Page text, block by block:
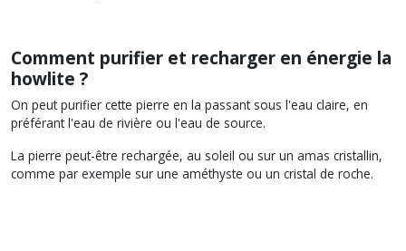
Comment purifier et recharger en énergie la
howlite ?
On peut purifier cette pierre en la passant sous l'eau claire, en
préférant l'eau de rivière ou l'eau de source.
La pierre peut-être rechargée, au soleil ou sur un amas cristallin,
comme par exemple sur une améthyste ou un cristal de roche.